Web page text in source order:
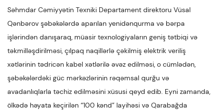
Səhmdar Cəmiyyətin Texniki Departament direktoru Vüsal
Qənbərov şəbəkələrdə aparılan yenidənqurma və bərpa
işlərindən danışaraq, müasir texnologiyaların geniş tətbiqi və
təkmilləşdirilməsi, çılpaq naqillərlə çəkilmiş elektrik veriliş
xətlərinin tədricən kabel xətlərilə əvəz edilməsi, o cümlədən,
şəbəkələrdəki güc mərkəzlərinin rəqəmsal qurğu və
avadanlıqlarla təchiz edilməsini xüsusi qeyd edib. Eyni zamanda,
ölkədə həyata keçirilən “100 kənd” layihəsi və Qarabağda